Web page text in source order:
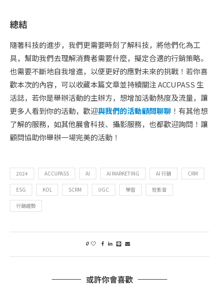
總結
隨著科技的進步，我們更需要時刻了解科技，將他們化為工
具，幫助我們去理解消費者需要什麼，擬定合適的行銷策略。
也需要不斷地自我增進，以便更好的應對未來的挑戰！若你喜
歡本次的內容，可以收藏本篇文章並持續關注 ACCUPASS 生
活誌，若你是舉辦活動的主辦方，想增加活動熱度及流量，讓
更多人看到你的活動，歡迎與我們的活動顧問聊聊 ！有其他想
了解的服務，如其他展會科技、攝影服務，也都歡迎詢問！讓
顧問協助你舉辦一場完美的活動！
2024 ACCUPASS AI AI MARKETING AI 行銷 CRM
ESG KOL SCRM UGC 學習 短影音
行銷趨勢
0
或許你會喜歡